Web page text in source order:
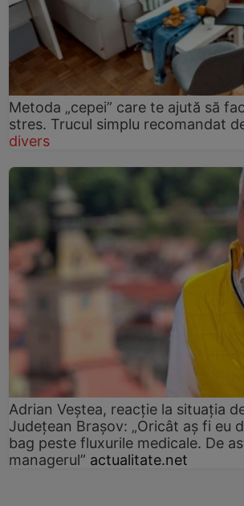
Metoda „cepei” care te ajută să
stres. Trucul simplu recomandat
divers
Adrian Veștea, reacție la situația
Județean Brașov: „Oricât aș fi eu
bag peste fluxurile medicale. De
managerul” actualitate.net